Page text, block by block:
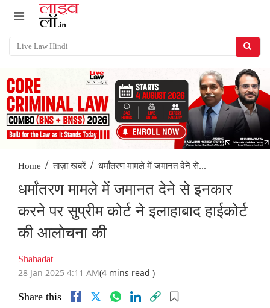
Home / ताज़ा खबरें / धर्मांतरण मामले में जमानत देने से...
धर्मांतरण मामले में जमानत देने से इनकार
करने पर सुप्रीम कोर्ट ने इलाहाबाद हाईकोर्ट
की आलोचना की
Shahadat
28 Jan 2025 4:11 AM(4 mins read )
Share this